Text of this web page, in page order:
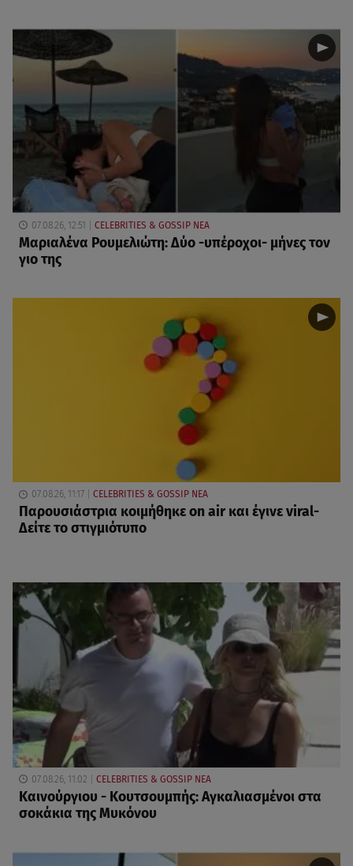
07.08.26, 12:51 CELEBRITIES & GOSSIP ΝΕΑ
Μαριαλένα Ρουμελιώτη: Δύο -υπέροχοι- μήνες τον
γιο της
07.08.26, 11:17 CELEBRITIES & GOSSIP ΝΕΑ
Παρουσιάστρια κοιμήθηκε on air και έγινε viral-
Δείτε το στιγμιότυπο
07.08.26, 11:02 CELEBRITIES & GOSSIP ΝΕΑ
Καινούργιου - Κουτσουμπής: Αγκαλιασμένοι στα
σοκάκια της Μυκόνου